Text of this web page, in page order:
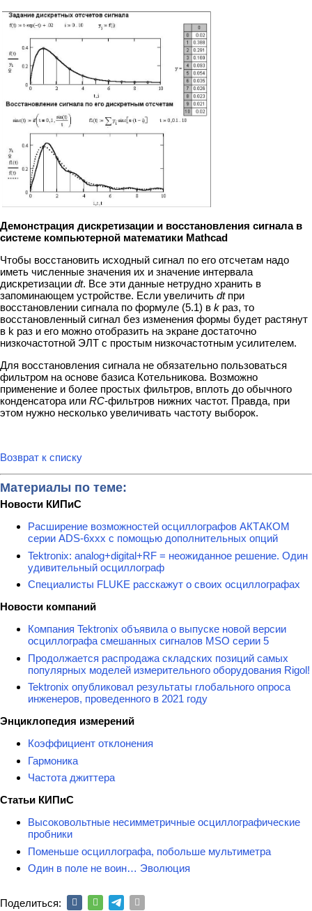
Демонстрация дискретизации и восстановления сигнала в
системе компьютерной математики Mathcad
Чтобы восстановить исходный сигнал по его отсчетам надо
иметь численные значения их и значение интервала
дискретизации dt. Все эти данные нетрудно хранить в
запоминающем устройстве. Если увеличить dtпри
восстановлении сигнала по формуле (5.1) в k раз, то
восстановленный сигнал без изменения формы будет растянут
в k раз и его можно отобразить на экране достаточно
низкочастотной ЭЛТ с простым низкочастотным усилителем.
Для восстановления сигнала не обязательно пользоваться
фильтром на основе базиса Котельникова. Возможно
применение и более простых фильтров, вплоть до обычного
конденсатора или RC-фильтров нижних частот. Правда, при
этом нужно несколько увеличивать частоту выборок.
Возврат к списку
Материалы по теме:
Новости КИПиС
Расширение возможностей осциллографов АКТАКОМ
серии ADS-6ххх с помощью дополнительных опций
Tektronix: analog+digital+RF = неожиданное решение. Один
удивительный осциллограф
Специалисты FLUKE расскажут о своих осциллографах
Новости компаний
Компания Tektronix объявила о выпуске новой версии
осциллографа смешанных сигналов MSO серии 5
Продолжается распродажа складских позиций самых
популярных моделей измерительного оборудования Rigol!
Tektronix опубликовал результаты глобального опроса
инженеров, проведенного в 2021 году
Энциклопедия измерений
Коэффициент отклонения
Гармоника
Частота джиттера
Статьи КИПиС
Высоковольтные несимметричные осциллографические
пробники
Поменьше осциллографа, побольше мультиметра
Один в поле не воин… Эволюция
Поделиться: